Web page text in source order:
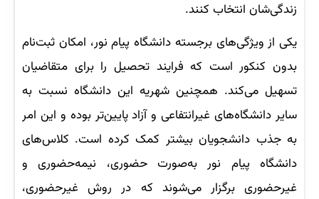
زندگی‌شان انتخاب کنند.
یکی از ویژگی‌های برجسته دانشگاه پیام نور، امکان ثبت‌نام
بدون کنکور است که فرایند تحصیل را برای متقاضیان
تسهیل می‌کند. همچنین شهریه این دانشگاه نسبت به
سایر دانشگاه‌های غیرانتفاعی و آزاد پایین‌تر بوده و این امر
به جذب دانشجویان بیشتر کمک کرده است. کلاس‌های
دانشگاه پیام نور به‌صورت حضوری، نیمه‌‌حضوری و
غیرحضوری برگزار می‌شوند که در روش غیرحضوری،